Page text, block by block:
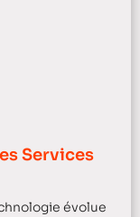
Services
évolue